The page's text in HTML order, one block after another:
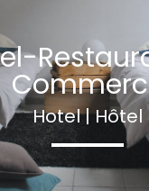
Hotel | Hôtel